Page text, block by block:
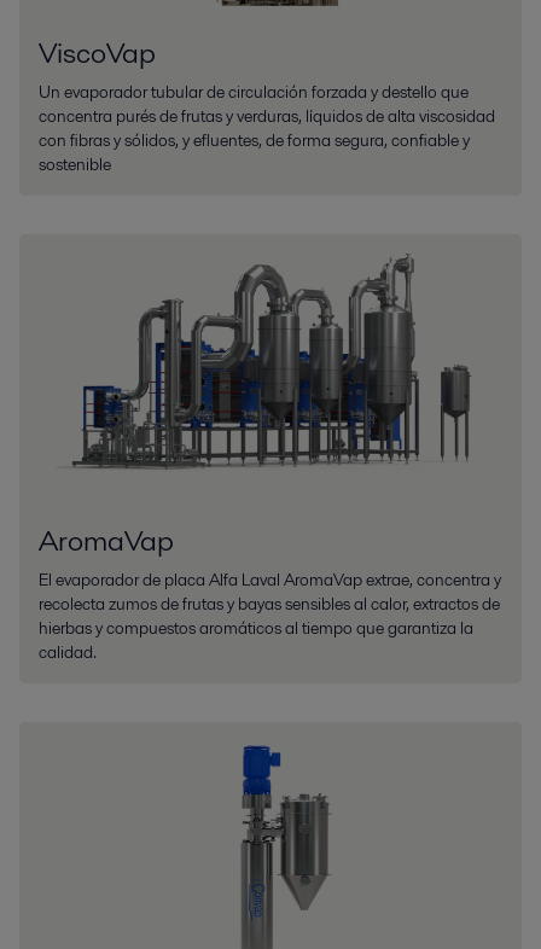
ViscoVap
Un evaporador tubular de circulación forzada y destello que
concentra purés de frutas y verduras, líquidos de alta viscosidad
con fibras y sólidos, y efluentes, de forma segura, confiable y
sostenible
AromaVap
El evaporador de placa Alfa Laval AromaVap extrae, concentra y
recolecta zumos de frutas y bayas sensibles al calor, extractos de
hierbas y compuestos aromáticos al tiempo que garantiza la
calidad.